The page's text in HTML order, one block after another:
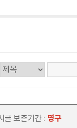
글 보존기간 : 영구